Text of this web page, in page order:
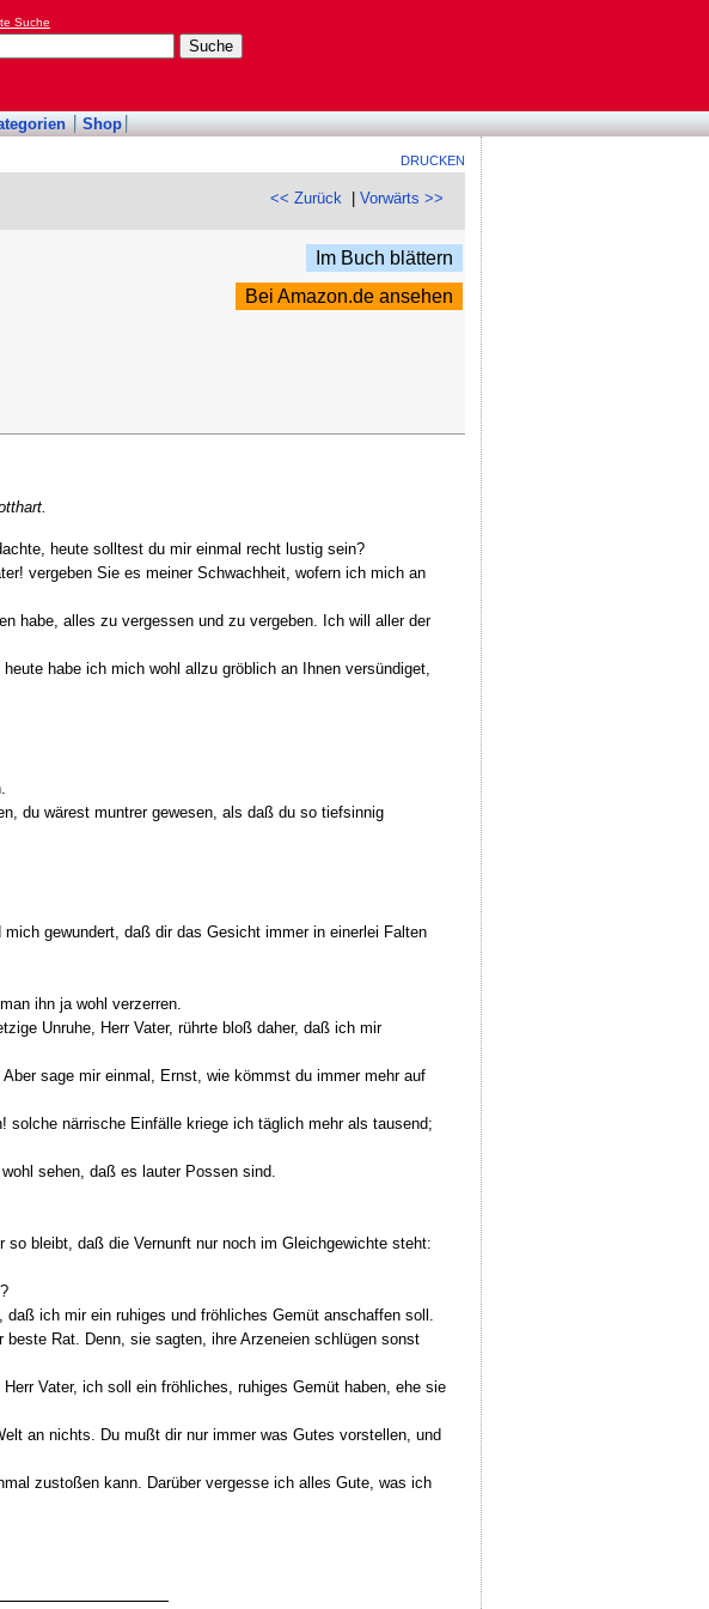
Suche
Shop
DRUCKEN
<< Zurück |Vorwärts >>
Im Buch blättern
Bei Amazon.de ansehen
heute solltest du mir einmal recht lustig sein?
vergeben Sie es meiner Schwachheit, wofern ich mich an
habe, alles zu vergessen und zu vergeben. Ich will aller der
habe ich mich wohl allzu gröblich an Ihnen versündiget,
du wärest muntrer gewesen, als daß du so tiefsinnig
gewundert, daß dir das Gesicht immer in einerlei Falten
ihn ja wohl verzerren.
Unruhe, Herr Vater, rührte bloß daher, daß ich mir
sage mir einmal, Ernst, wie kömmst du immer mehr auf
solche närrische Einfälle kriege ich täglich mehr als tausend;
sehen, daß es lauter Possen sind.
bleibt, daß die Vernunft nur noch im Gleichgewichte steht:
ich mir ein ruhiges und fröhliches Gemüt anschaffen soll.
Rat. Denn, sie sagten, ihre Arzeneien schlügen sonst
Vater, ich soll ein fröhliches, ruhiges Gemüt haben, ehe sie
an nichts. Du mußt dir nur immer was Gutes vorstellen, und
zustoßen kann. Darüber vergesse ich alles Gute, was ich